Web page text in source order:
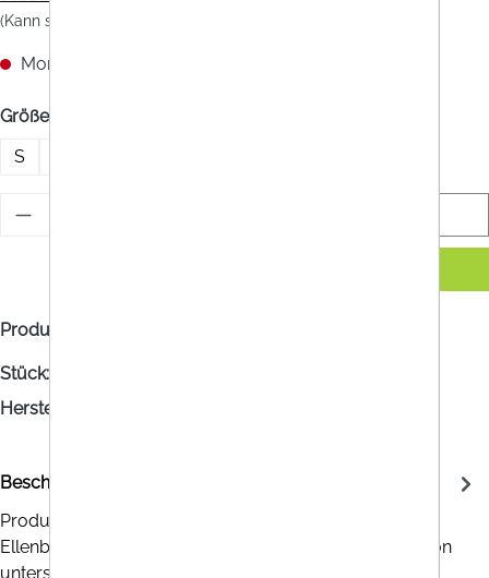
(Kann sich je nach Land ändern)
Momentan nicht verfügbar
Größeauswählen
S
Produktnummer:
Stück:
Hersteller/Vertrieb:
Beschreibung
Produktvorteile Actimove® Everyday Supports
Ellenbogenbandage PelottenAusgeprägte Kompression
unterstützt die Linderung von…